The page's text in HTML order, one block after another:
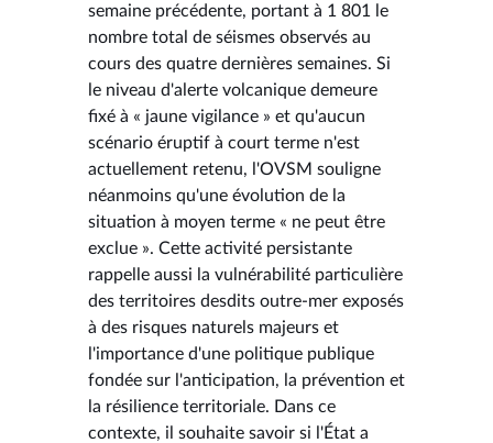
semaine précédente, portant à 1 801 le
nombre total de séismes observés au
cours des quatre dernières semaines. Si
le niveau d'alerte volcanique demeure
fixé à « jaune vigilance » et qu'aucun
scénario éruptif à court terme n'est
actuellement retenu, l'OVSM souligne
néanmoins qu'une évolution de la
situation à moyen terme « ne peut être
exclue ». Cette activité persistante
rappelle aussi la vulnérabilité particulière
des territoires desdits outre-mer exposés
à des risques naturels majeurs et
l'importance d'une politique publique
fondée sur l'anticipation, la prévention et
la résilience territoriale. Dans ce
contexte, il souhaite savoir si l'État a